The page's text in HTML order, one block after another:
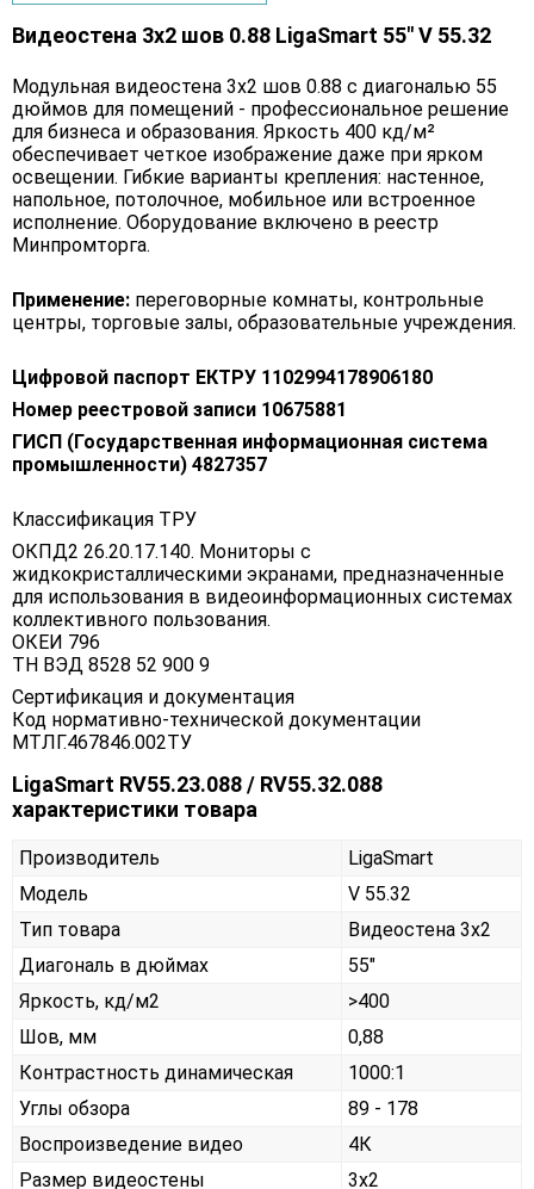
Видеостена 3x2 шов 0.88 LigaSmart 55" V 55.32
Модульная видеостена 3x2 шов 0.88 с диагональю 55
дюймов для помещений - профессиональное решение
для бизнеса и образования. Яркость 400 кд/м²
обеспечивает четкое изображение даже при ярком
освещении. Гибкие варианты крепления: настенное,
напольное, потолочное, мобильное или встроенное
исполнение. Оборудование включено в реестр
Минпромторга.
Применение: переговорные комнаты, контрольные
центры, торговые залы, образовательные учреждения.
Цифровой паспорт ЕКТРУ 1102994178906180
Номер реестровой записи 10675881
ГИСП (Государственная информационная система
промышленности) 4827357
Классификация ТРУ
ОКПД2 26.20.17.140. Мониторы с
жидкокристаллическими экранами, предназначенные
для использования в видеоинформационных системах
коллективного пользования.
ОКЕИ 796
ТН ВЭД 8528 52 900 9
Сертификация и документация
Код нормативно-технической документации
МТЛГ.467846.002ТУ
LigaSmart RV55.23.088 / RV55.32.088
характеристики товара
Производитель
LigaSmart
Модель
V 55.32
Тип товара
Видеостена 3х2
Диагональ в дюймах
55"
Яркость, кд/м2
>400
Шов, мм
0,88
Контрастность динамическая
1000:1
Углы обзора
89 - 178
Воспроизведение видео
4К
Размер видеостены
3x2